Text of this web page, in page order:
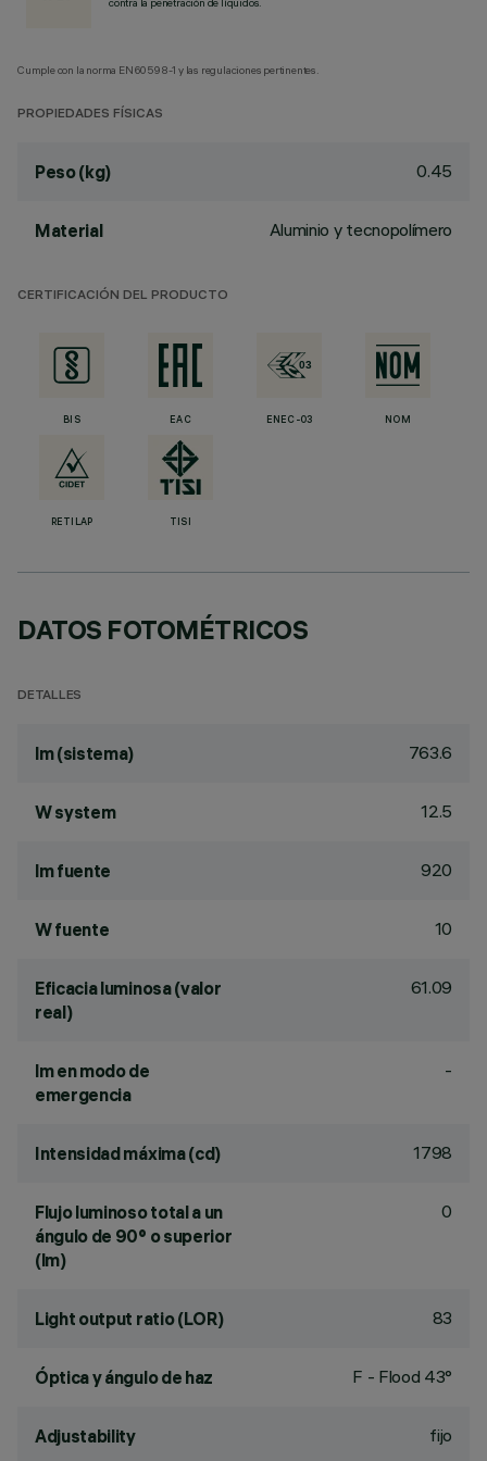
Cumple con la norma EN60598-1 y las regulaciones pertinentes.
PROPIEDADES FÍSICAS
Peso (kg) 0.45
Material Aluminio y tecnopolímero
CERTIFICACIÓN DEL PRODUCTO
BIS EAC ENEC-03 NOM
RETILAP TISI
DATOS FOTOMÉTRICOS
DETALLES
lm (sistema) 763.6
W system 12.5
lm fuente 920
W fuente 10
Eficacia luminosa (valor
real)
61.09
lm en modo de
emergencia
-
Intensidad máxima (cd) 1798
Flujo luminoso total a un
ángulo de 90° o superior
(lm)
0
Light output ratio (LOR) 83
Óptica y ángulo de haz F - Flood 43°
Adjustability fijo